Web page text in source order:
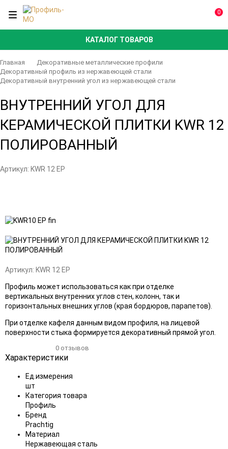
КАТАЛОГ ТОВАРОВ
0
Главная
Декоративные металлические профили
Декоративный профиль из нержавеющей стали
Декоративный внутренний угол из нержавеющей стали
ВНУТРЕННИЙ УГОЛ ДЛЯ
КЕРАМИЧЕСКОЙ ПЛИТКИ KWR 12
ПОЛИРОВАННЫЙ
Артикул: KWR 12 EP
в
избранное
к
сравнению
Артикул: KWR 12 EP
Профиль может использоваться как при отделке
вертикальных внутренних углов стен, колонн, так и
горизонтальных внешних углов (края бордюров, парапетов).
При отделке кафеля данным видом профиля, на лицевой
поверхности стыка формируется декоративный прямой угол.
0 отзывов
Характеристики
Ед.измерения
шт
Категория товара
Профиль
Бренд
Prachtig
Материал
Нержавеющая сталь